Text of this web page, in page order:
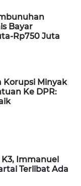
Bayar
Rp750 Juta
Korupsi Minyak
Ke DPR:
Immanuel
Terlibat Ada